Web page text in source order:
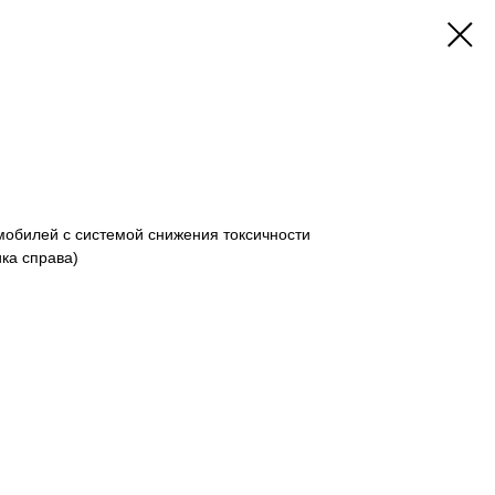
с системой снижения токсичности
справа)